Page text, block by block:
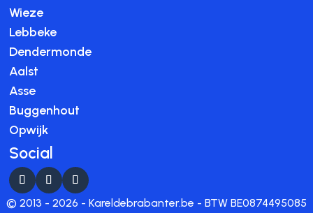
Wieze
Lebbeke
Dendermonde
Aalst
Asse
Buggenhout
Opwijk
Social
© 2013 - 2026 - Kareldebrabanter.be - BTW BE0874495085